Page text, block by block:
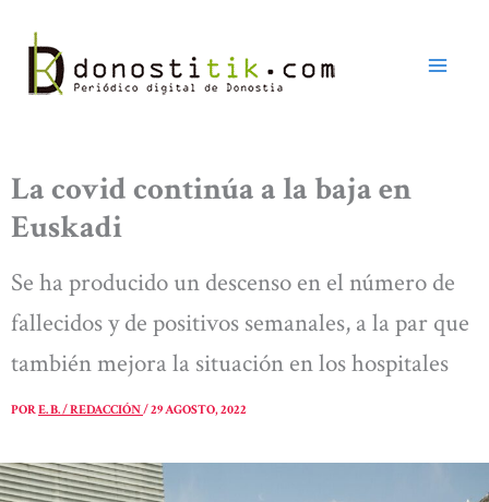
contenido
La covid continúa a la baja en
Euskadi
Se ha producido un descenso en el número de
fallecidos y de positivos semanales, a la par que
también mejora la situación en los hospitales
PORE. B. / REDACCIÓN/29 AGOSTO, 2022